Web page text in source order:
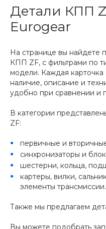
Детали КПП
Eurogear
На странице вы найдете
КПП ZF, с фильтрами по
модели. Каждая карточка
наличие, описание и
удобно при сравнении и
В категории
ZF:
первичные и
синхронизаторы и
шестерни, кольца,
картеры, вилки,
элементы трансмиссии.
Также мы предлагаем
Вы можете подобрать